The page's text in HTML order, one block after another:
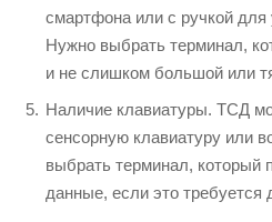
смартфона или с ручкой для
Нужно выбрать терминал,
и не слишком большой или
Наличие клавиатуры. ТСД
сенсорную клавиатуру или
выбрать терминал, который
данные, если это требуется